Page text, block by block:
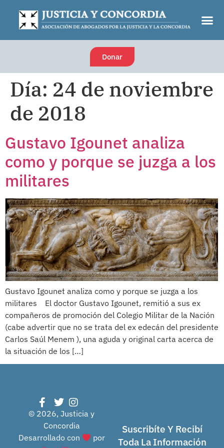
Donar
Día: 24 de noviembre
de 2018
Gustavo Igounet analiza
como y porque se juzga a los
militares
Gustavo Igounet analiza como y porque se juzga a los
militares El doctor Gustavo Igounet, remitió a sus ex
compañeros de promoción del Colegio Militar de la Nación
(cabe advertir que no se trata del ex edecán del presidente
Carlos Saúl Menem ), una aguda y original carta acerca de
la situación de los […]
© 2026, Justicia y
Concordia
Desarrollado con
por
Suscribíte Y Recibí
Toda La Información